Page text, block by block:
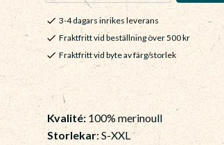
3-4 dagars inrikes leverans
Fraktfritt vid beställning över 500 kr
Fraktfritt vid byte av färg/storlek
Kvalité: 100% merinoull
Storlekar: S-XXL